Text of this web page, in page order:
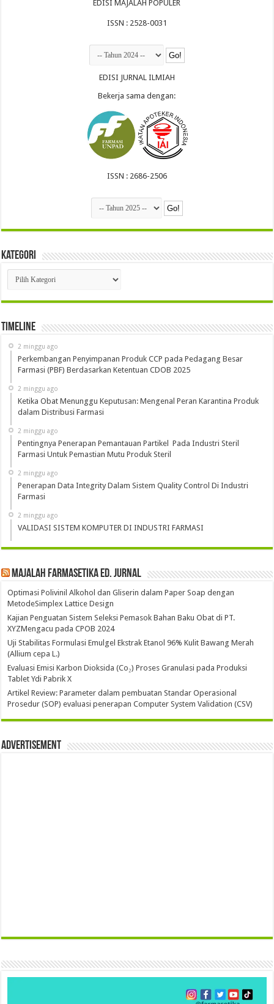
EDISI MAJALAH POPULER
ISSN : 2528-0031
EDISI JURNAL ILMIAH
Bekerja sama dengan:
ISSN : 2686-2506
Kategori
Kategori
Timeline
2 minggu ago
Perkembangan Penyimpanan Produk CCP pada Pedagang Besar
Farmasi (PBF) Berdasarkan Ketentuan CDOB 2025
2 minggu ago
Ketika Obat Menunggu Keputusan: Mengenal Peran Karantina Produk
dalam Distribusi Farmasi
2 minggu ago
Pentingnya Penerapan Pemantauan Partikel Pada Industri Steril
Farmasi Untuk Pemastian Mutu Produk Steril
2 minggu ago
Penerapan Data Integrity Dalam Sistem Quality Control Di Industri
Farmasi
2 minggu ago
VALIDASI SISTEM KOMPUTER DI INDUSTRI FARMASI
Majalah Farmasetika Ed. Jurnal
Optimasi Polivinil Alkohol dan Gliserin dalam Paper Soap dengan
MetodeSimplex Lattice Design
Kajian Penguatan Sistem Seleksi Pemasok Bahan Baku Obat di PT.
XYZMengacu pada CPOB 2024
Uji Stabilitas Formulasi Emulgel Ekstrak Etanol 96% Kulit Bawang Merah
(Allium cepa L.)
Evaluasi Emisi Karbon Dioksida (Co₂) Proses Granulasi pada Produksi
Tablet Ydi Pabrik X
Artikel Review: Parameter dalam pembuatan Standar Operasional
Prosedur (SOP) evaluasi penerapan Computer System Validation (CSV)
Advertisement